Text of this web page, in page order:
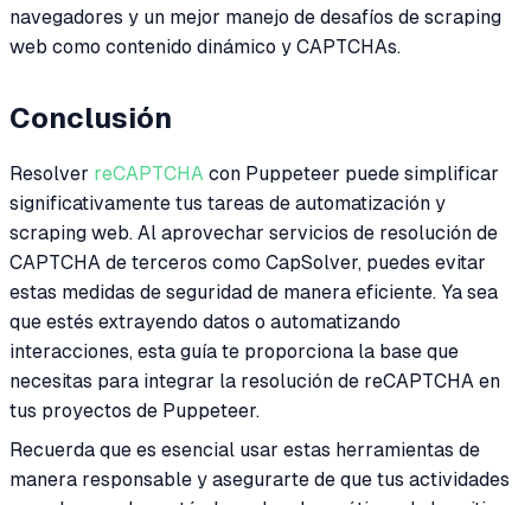
navegadores y un mejor manejo de desafíos de scraping
web como contenido dinámico y CAPTCHAs.
Conclusión
Resolver reCAPTCHA con Puppeteer puede simplificar
significativamente tus tareas de automatización y
scraping web. Al aprovechar servicios de resolución de
CAPTCHA de terceros como CapSolver, puedes evitar
estas medidas de seguridad de manera eficiente. Ya sea
que estés extrayendo datos o automatizando
interacciones, esta guía te proporciona la base que
necesitas para integrar la resolución de reCAPTCHA en
tus proyectos de Puppeteer.
Recuerda que es esencial usar estas herramientas de
manera responsable y asegurarte de que tus actividades